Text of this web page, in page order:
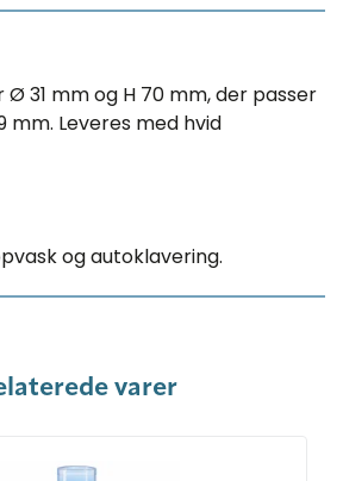
31 mm og H 70 mm, der passer
mm. Leveres med hvid
og autoklavering.
varer